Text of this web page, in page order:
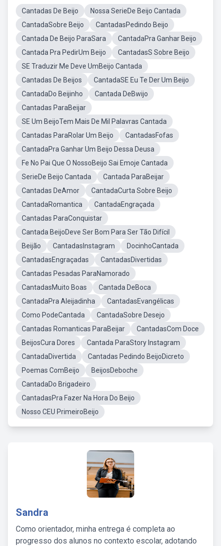
Cantadas De Beijo
Nossa SerieDe Beijo Cantada
CantadaSobre Beijo
CantadasPedindo Beijo
Cantada De Beijo ParaSara
CantadaPra Ganhar Beijo
Cantada Pra PedirUm Beijo
CantadasS Sobre Beijo
SE Traduzir Me Deve UmBeijo Cantada
Cantadas De Beijos
CantadaSE Eu Te Der Um Beijo
CantadaDo Beijinho
Cantada DeBwijo
Cantadas ParaBeijar
SE Um BeijoTem Mais De Mil Palavras Cantada
Cantadas ParaRolar Um Beijo
CantadasFofas
CantadaPra Ganhar Um Beijo Dessa Deusa
Fe No Pai Que O NossoBeijo Sai Emoje Cantada
SerieDe Beijo Cantada
Cantada ParaBeijar
Cantadas DeAmor
CantadaCurta Sobre Beijo
CantadaRomantica
CantadaEngraçada
Cantadas ParaConquistar
Cantada BeijoDeve Ser Bom Para Ser Tão Difícil
Beijão
CantadasInstagram
DocinhoCantada
CantadasEngraçadas
CantadasDivertidas
Cantadas Pesadas ParaNamorado
CantadasMuito Boas
Cantada DeBoca
CantadaPra Aleijadinha
CantadasEvangélicas
Como PodeCantada
CantadaSobre Desejo
Cantadas Romanticas ParaBeijar
CantadasCom Doce
BeijosCura Dores
Cantada ParaStory Instagram
CantadaDivertida
Cantadas Pedindo BeijoDicreto
Poemas ComBeijo
BeijosDeboche
CantadaDo Brigadeiro
CantadasPra Fazer Na Hora Do Beijo
Nosso CEU PrimeiroBeijo
Sandra
Como orientador, minha entrega é completa ao
progresso dos alunos no contexto escolar, adotando